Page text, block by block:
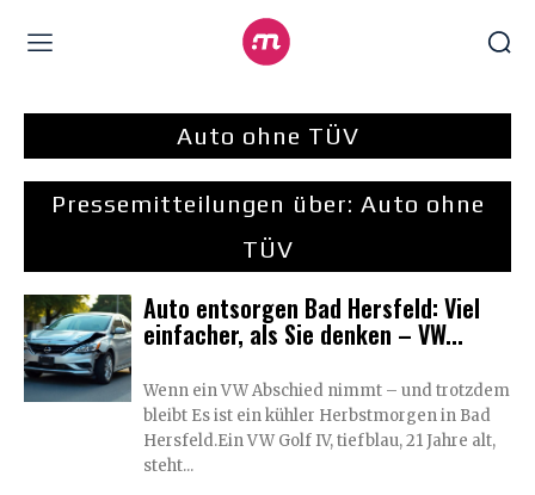
Auto ohne TÜV
Pressemitteilungen über: Auto ohne
TÜV
Auto entsorgen Bad Hersfeld: Viel
einfacher, als Sie denken – VW...
Wenn ein VW Abschied nimmt – und trotzdem
bleibt Es ist ein kühler Herbstmorgen in Bad
Hersfeld.Ein VW Golf IV, tiefblau, 21 Jahre alt,
steht...